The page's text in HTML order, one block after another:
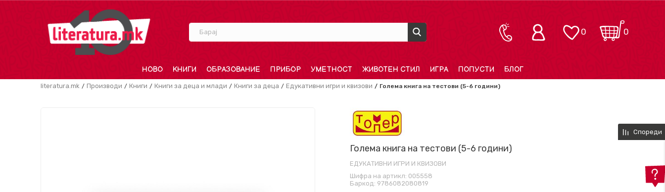
Барај 0
0
НОВО КНИГИ ОБРАЗОВАНИЕ ПРИБОР УМЕТНОСТ ЖИВОТЕН СТИЛ ИГРА ПОПУСТИ БЛОГ
literatura.mk Производи Книги Книги за деца и млади Книги за деца Едукативни игри и квизови Голема книга на тестови (5-6 години)
Голема книга на тестови (5-6 години)
ЕДУКАТИВНИ ИГРИ И КВИЗОВИ
Шифра на артикл: 005558
Баркод: 9786082080819
Спореди